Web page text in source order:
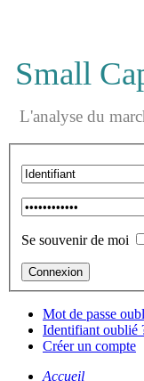
Small
L'analyse du
Se souvenir de moi
Mot de passe
Identifiant oublié
Créer un compte
Accueil